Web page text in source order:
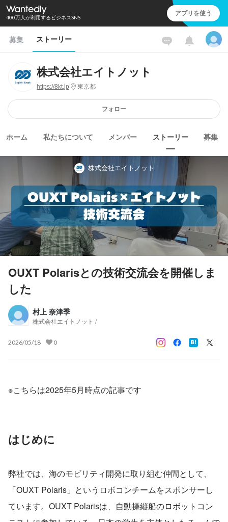
400万人が利用するビジネスSNS アプリを使う
募集 ストーリー
株式会社エイトノット
https://8kt.jp 東京都
フォロー
ホーム 私たちについて メンバー ストーリー 募集
株式会社エイトノット
OUXT Polarisとの技術交流会を開催しま
した
村上 奈津季
株式会社エイトノット /
2026/05/18 0
※こちらは2025年5月時点の記事です
はじめに
弊社では、海のモビリティ開発に取り組む仲間として、
「OUXT Polaris」というロボコンチームをスポンサーし
ています。OUXT Polarisは、自動操縦船のロボットコン